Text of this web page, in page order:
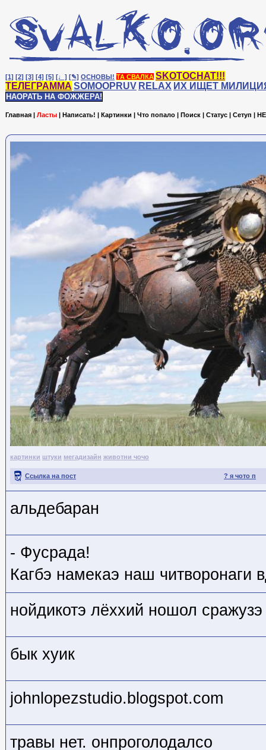
[1] [2] [3] [4] [5] [♩] [✎] ОСНОВЫ! ТА СВАЛКА SKOTOCHAT!!!
ТЕЛЕГРАММА SOMOOPRUV RELAX ИХ ИЩЕТ
НАОРАТЬ НА ФОЖЖЕРА!
Главная | Ласты | Написать! | Картинки | Что попало | Поиск | Статус | Сетуп |
картинки штуки мегадизайн животни чочо
? я чото п
Ссылка на пост
альдебаран
- Фусрада!
Кагбэ намекаэ наш читворонаги
нойдикотэ лёххий ношол сражузэ
бык хуик
johnlopezstudio.blogspot.com
травы нет. онпроголодалсо